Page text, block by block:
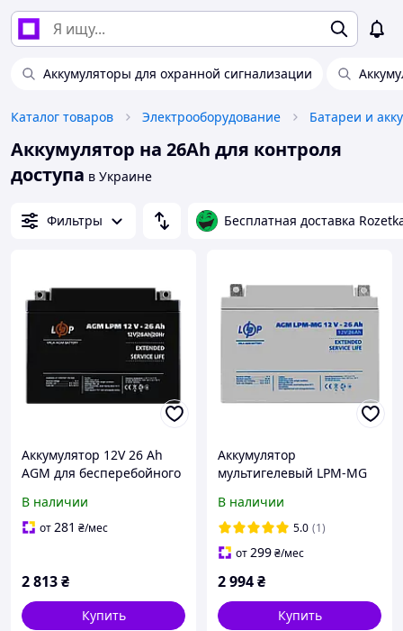
Аккумуляторы для охранной сигнализации
Каталог товаров Электрооборудование Батареи и
Аккумулятор на 26Ah для контроля
доступа в Украине
Фильтры Бесплатная доставка
Аккумулятор 12V 26 Ah
AGM для бесперебойного
видеонаблюдения
В наличии
от281 ₴/мес
2 813₴
Купить
Аккумулятор
мультигелевый LPM-MG
герметичный, для
бесперебойного питания
В наличии
5.0 (1)
от299₴/мес
2 994₴
Купить